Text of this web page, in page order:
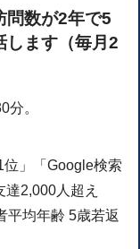
問数が2年で5
します（毎月2
分。
位」「Google検索
2,000人超え
平均年齢 5歳若返